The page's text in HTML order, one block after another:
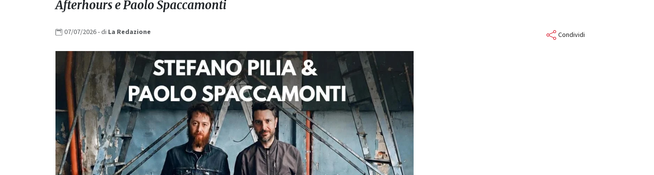
Afterhours e Paolo Spaccamonti
07/07/2026- di La Redazione Condividi